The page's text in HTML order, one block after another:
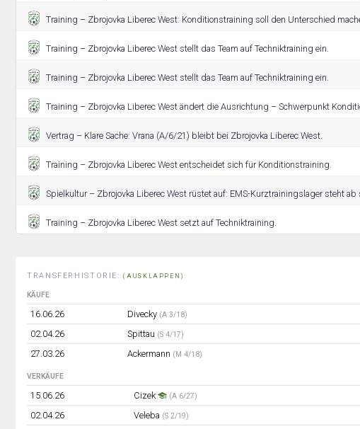
Training – Zbrojovka Liberec West: Konditionstraining soll den Unterschied
Training – Zbrojovka Liberec West stellt das Team auf Techniktraining ein.
Training – Zbrojovka Liberec West stellt das Team auf Techniktraining ein.
Training – Zbrojovka Liberec West ändert die Ausrichtung – Schwerpunkt
Vertrag – Klare Sache: Vrana (A/6/21) bleibt bei Zbrojovka Liberec West.
Training – Zbrojovka Liberec West entscheidet sich für Konditionstraining.
Spielkultur – Zbrojovka Liberec West rüstet auf: EMS-Kurztrainingslager steht ab
Training – Zbrojovka Liberec West setzt auf Techniktraining.
TRANSFERHISTORIE:(AUSKLAPPEN)
KÄUFE
16.06.26 Divecky (A 3/18)
02.04.26
Spittau (S 4/17)
27.03.26
Ackermann (M 4/18)
VERKÄUFE
15.06.26 Cizek (A 6/27)
02.04.26
Veleba (S 2/19)